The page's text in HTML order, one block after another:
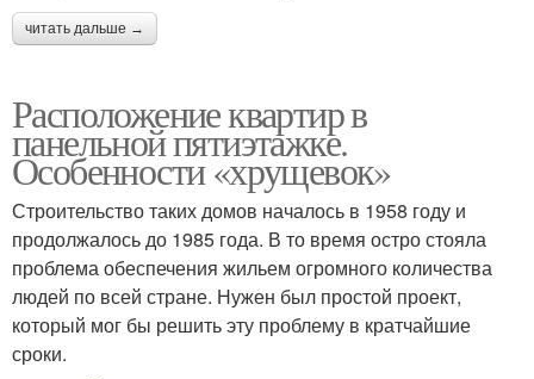
читать дальше →
Расположение квартир в
панельной пятиэтажке.
Особенности «хрущевок»
Строительство таких домов началось в 1958 году и
продолжалось до 1985 года. В то время остро стояла
проблема обеспечения жильем огромного количества
людей по всей стране. Нужен был простой проект,
который мог бы решить эту проблему в кратчайшие
сроки.